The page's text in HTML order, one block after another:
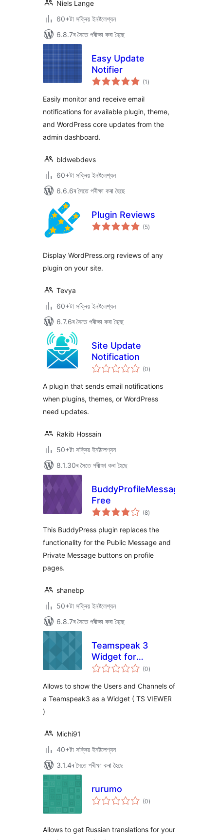
Niels Lange
60+টা সক্ৰিয় ইনষ্টলেশ্যন
6.8.7ৰ সৈতে পৰীক্ষা কৰা হৈছে
Easy Update
Notifier
(1 টা
মুঠ)
Easily monitor and receive email
notifications for available plugin, theme,
and WordPress core updates from the
admin dashboard.
bldwebdevs
60+টা সক্ৰিয় ইনষ্টলেশ্যন
6.6.6ৰ সৈতে পৰীক্ষা কৰা হৈছে
Plugin Reviews
(5টা
মুঠ)
Display WordPress.org reviews of any
plugin on your site.
Tevya
60+টা সক্ৰিয় ইনষ্টলেশ্যন
6.7.6ৰ সৈতে পৰীক্ষা কৰা হৈছে
Site Update
Notification
(0টা
মুঠ)
A plugin that sends email notifications
when plugins, themes, or WordPress
need updates.
Rakib Hossain
50+টা সক্ৰিয় ইনষ্টলেশ্যন
8.1.30ৰ সৈতে পৰীক্ষা কৰা হৈছে
BuddyProfileMessageUX
Free
(8টা
মুঠ)
This BuddyPress plugin replaces the
functionality for the Public Message and
Private Message buttons on profile
pages.
shanebp
50+টা সক্ৰিয় ইনষ্টলেশ্যন
6.8.7ৰ সৈতে পৰীক্ষা কৰা হৈছে
Teamspeak 3
Widget for
WordPress
(0টা
মুঠ)
Allows to show the Users and Channels of
a Teamspeak3 as a Widget ( TS VIEWER
)
Michi91
40+টা সক্ৰিয় ইনষ্টলেশ্যন
3.1.4ৰ সৈতে পৰীক্ষা কৰা হৈছে
rurumo
(0টা
মুঠ)
Allows to get Russian translations for your